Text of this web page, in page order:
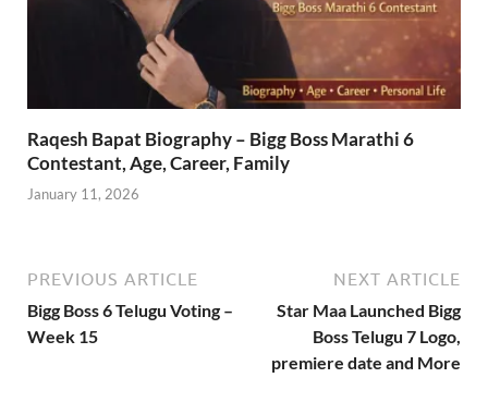
Raqesh Bapat Biography – Bigg Boss Marathi 6
Contestant, Age, Career, Family
January 11, 2026
PREVIOUS ARTICLE
Bigg Boss 6 Telugu Voting –
Week 15
NEXT ARTICLE
Star Maa Launched Bigg
Boss Telugu 7 Logo,
premiere date and More